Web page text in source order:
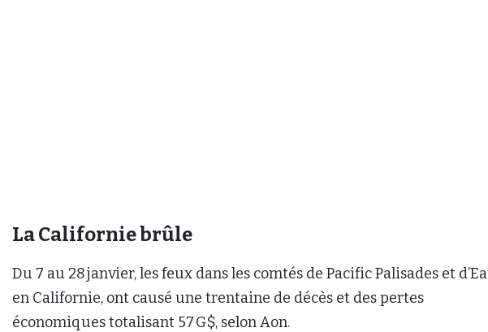
La Californie brûle
Du 7 au 28 janvier, les feux dans les comtés de Pacific Palisades et
en Californie, ont causé une trentaine de décès et des pertes
économiques totalisant 57 G$, selon Aon.